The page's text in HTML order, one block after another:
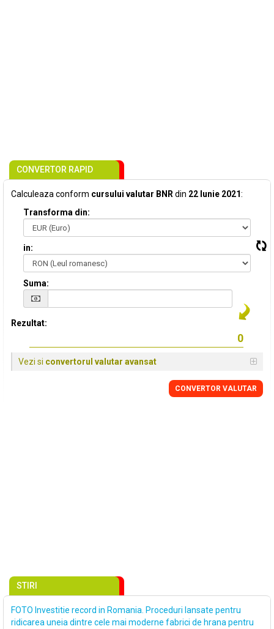
CONVERTOR RAPID
Calculeaza conform cursului valutar BNR din 22 Iunie 2021:
Transforma din:
in:
Suma:
Rezultat:
Vezi si convertorul valutar avansat
CONVERTOR VALUTAR
STIRI
FOTO Investitie record in Romania. Proceduri lansate pentru
ridicarea uneia dintre cele mai moderne fabrici de hrana pentru